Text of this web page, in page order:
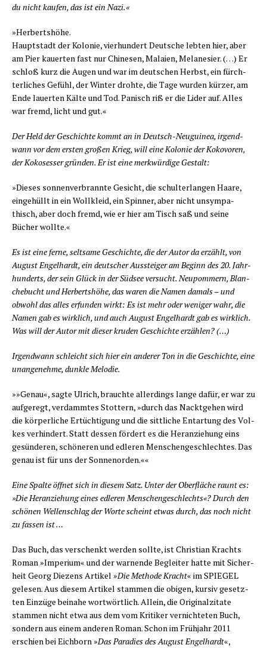
du nicht kau­fen, das ist ein Nazi.«
»Her­berts­hö­he.
Haupt­stadt der Kolo­nie, vier­hun­dert Deut­sche leb­ten hier, aber
am Pier kau­er­ten fast nur Chi­ne­sen, Malai­en, Mela­ne­si­er. (…) Er
schloß kurz die Augen und war im deut­schen Herbst, ein fürch­
ter­li­ches Gefühl, der Win­ter droh­te, die Tage wur­den kür­zer, am
Ende lau­er­ten Käl­te und Tod. Panisch riß er die Lider auf. Alles
war fremd, licht und gut.«
Der Held der Geschich­te kommt an in Deutsch-Neu­gui­nea, irgend­
wann vor dem ers­ten gro­ßen Krieg, will eine Kolo­nie der Koko­vo­ren,
der Koko­ses­ser grün­den. Er ist eine merk­wür­di­ge Gestalt:
»Die­ses son­nen­ver­brann­te Gesicht, die schul­ter­lan­gen Haa­re,
ein­ge­hüllt in ein Woll­kleid, ein Spin­ner, aber nicht unsym­pa­
thisch, aber doch fremd, wie er hier am Tisch saß und sei­ne
Bücher wollte.«
Es ist eine fer­ne, selt­sa­me Geschich­te, die der Autor da erzählt, von
August Engel­hardt, ein deut­scher Aus­stei­ger am Beginn des 20. Jahr­
hun­derts, der sein Glück in der Süd­see ver­sucht. Neu­pom­mern, Blan­
che­bucht und Her­berts­hö­he, das waren die Namen damals – und
obwohl das alles erfun­den wirkt: Es ist mehr oder weni­ger wahr, die
Namen gab es wirk­lich, und auch August Engel­hardt gab es wirk­lich.
Was will der Autor mit die­ser kru­den Geschich­te erzählen? (…)
Irgend­wann schleicht sich hier ein ande­rer Ton in die Geschich­te, eine
unan­ge­neh­me, dunk­le Melodie.
»»Genau«, sag­te Ulrich, brauch­te aller­dings lan­ge dafür, er war zu
auf­ge­regt, ver­damm­tes Stot­tern, »durch das Nackt­ge­hen wird
die kör­per­li­che Ertüch­ti­gung und die sitt­li­che Ent­ar­tung des Vol­
kes ver­hin­dert. Statt des­sen för­dert es die Her­an­zie­hung eins
gesün­de­ren, schö­ne­ren und edle­ren Men­schen­ge­schlech­tes. Das
genau ist für uns der Sonnenorden.««
Eine Spal­te öff­net sich in die­sem Satz. Unter der Ober­flä­che raunt es:
»Die Her­an­zie­hung eines edle­ren Men­schen­ge­schlechts«? Durch den
schö­nen Wel­len­schlag der Wor­te scheint etwas durch, das noch nicht
zu fas­sen ist …
Das Buch, das ver­schenkt wer­den soll­te, ist Chris­ti­an Krachts
Roman »Impe­ri­um« und der war­nen­de Beglei­ter hat­te mit Sicher­
heit Georg Die­zens Arti­kel »Die Metho­de Kracht« im SPIEGEL
gele­sen. Aus die­sem Arti­kel stam­men die obi­gen, kur­siv gesetz­
ten Ein­zü­ge bei­na­he wort­wört­lich. Allein, die Ori­gi­nal­zi­ta­te
stam­men nicht etwa aus dem vom Kri­ti­ker ver­nich­te­ten Buch,
son­dern aus einem ande­ren Roman. Schon im Früh­jahr 2011
erschien bei Eich­born »Das Para­dies des August Engel­hardt«,